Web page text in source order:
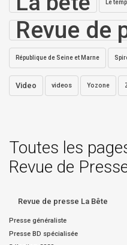
Le
Revue de
République de Seine et Marne
Video videos Yozone
Toutes les
Revue de
Revue de presse La Bête
Presse généraliste
Presse BD spécialisée